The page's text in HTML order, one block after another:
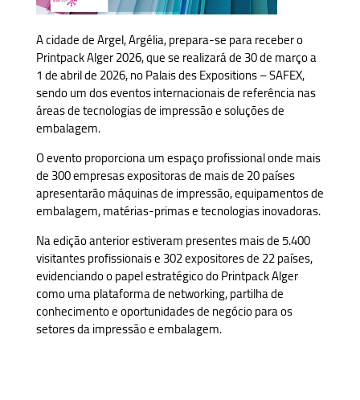
A cidade de Argel, Argélia, prepara-se para receber o
Printpack Alger 2026, que se realizará de 30 de março a
1 de abril de 2026, no Palais des Expositions – SAFEX,
sendo um dos eventos internacionais de referência nas
áreas de tecnologias de impressão e soluções de
embalagem.
O evento proporciona um espaço profissional onde mais
de 300 empresas expositoras de mais de 20 países
apresentarão máquinas de impressão, equipamentos de
embalagem, matérias-primas e tecnologias inovadoras.
Na edição anterior estiveram presentes mais de 5.400
visitantes profissionais e 302 expositores de 22 países,
evidenciando o papel estratégico do Printpack Alger
como uma plataforma de networking, partilha de
conhecimento e oportunidades de negócio para os
setores da impressão e embalagem.